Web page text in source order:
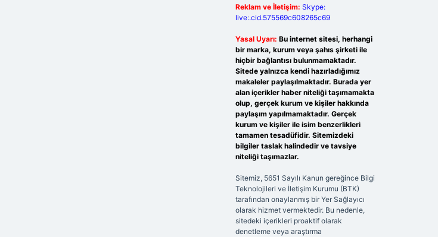
Reklam ve İletişim: Skype:
live:.cid.575569c608265c69
Yasal Uyarı: Bu internet sitesi, herhangi
bir marka, kurum veya şahıs şirketi ile
hiçbir bağlantısı bulunmamaktadır.
Sitede yalnızca kendi hazırladığımız
makaleler paylaşılmaktadır. Burada yer
alan içerikler haber niteliği taşımamakta
olup, gerçek kurum ve kişiler hakkında
paylaşım yapılmamaktadır. Gerçek
kurum ve kişiler ile isim benzerlikleri
tamamen tesadüfidir. Sitemizdeki
bilgiler taslak halindedir ve tavsiye
niteliği taşımazlar.
Sitemiz, 5651 Sayılı Kanun gereğince Bilgi
Teknolojileri ve İletişim Kurumu (BTK)
tarafından onaylanmış bir Yer Sağlayıcı
olarak hizmet vermektedir. Bu nedenle,
sitedeki içerikleri proaktif olarak
denetleme veya araştırma